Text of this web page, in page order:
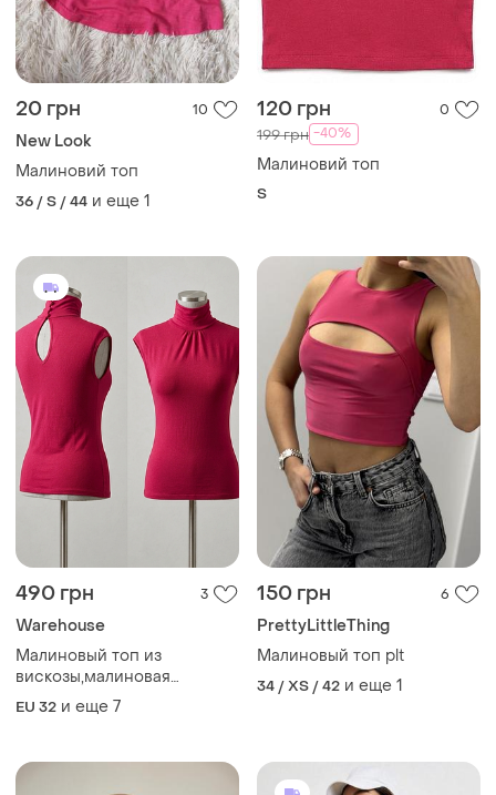
20 грн 10
New Look
Малиновий топ
36 / S / 44 и еще 1
120 грн 0
199 грн -40%
Малиновий топ
S
490 грн 3
Warehouse
Малиновый топ из
вискозы,малиновая
футболка из вискозы
EU 32 и еще 7
150 грн 6
PrettyLittleThing
Малиновый топ plt
34 / XS / 42 и еще 1